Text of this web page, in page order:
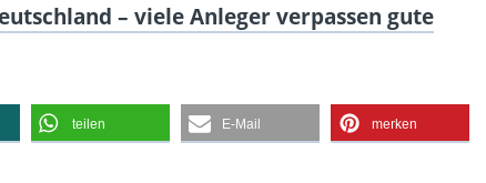
– viele Anleger verpassen gute
teilen E-Mail merken